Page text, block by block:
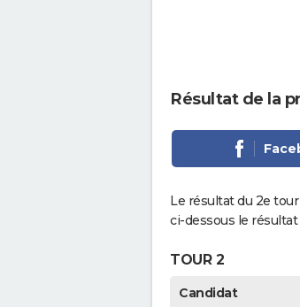
Résultat de la
Le résultat du 2e
ci-dessous le
TOUR 2
Candidat